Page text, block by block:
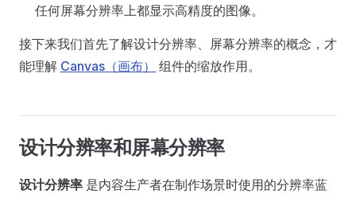
任何屏幕分辨率上都显示高精度的图像。
接下来我们首先了解设计分辨率、屏幕分辨率的概念，才
能理解 Canvas（画布） 组件的缩放作用。
设计分辨率和屏幕分辨率
设计分辨率 是内容生产者在制作场景时使用的分辨率蓝